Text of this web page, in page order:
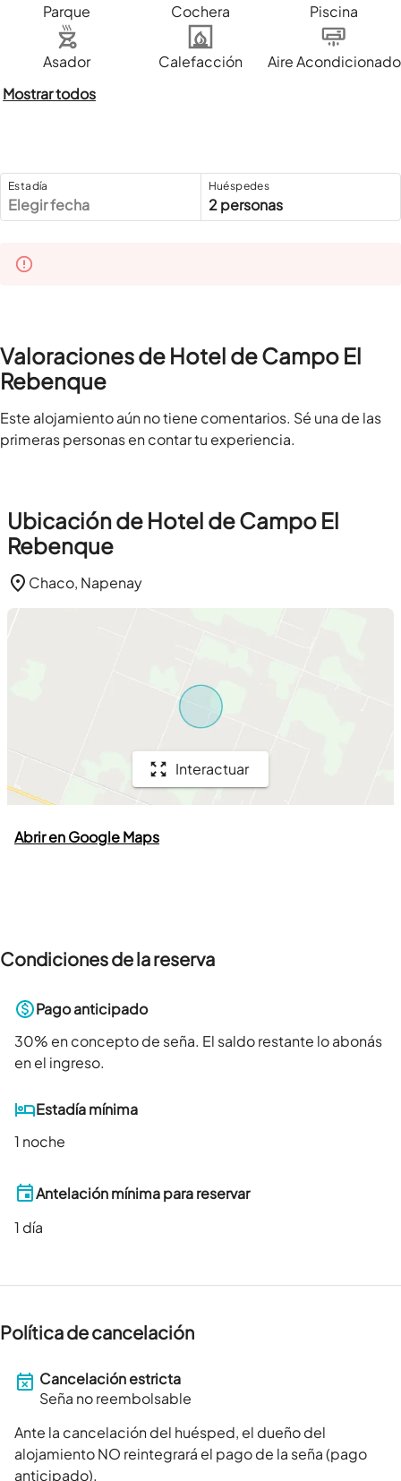
Parque Cochera Piscina
Asador Calefacción
Aire Acondicionado
Mostrar todos
Estadía
Elegir fecha
Huéspedes
2 personas
Valoraciones de Hotel de Campo El
Rebenque
Este alojamiento aún no tiene comentarios. Sé una de las
primeras personas en contar tu experiencia.
Ubicación de Hotel de Campo El
Rebenque
Chaco, Napenay
Interactuar
Abrir en Google Maps
Condiciones de la reserva
Pago anticipado
30% en concepto de seña. El saldo restante lo abonás
en el ingreso.
Estadía mínima
1 noche
Antelación mínima para reservar
1 día
Política de cancelación
Cancelación estricta
Seña no reembolsable
Ante la cancelación del huésped, el dueño del
alojamiento NO reintegrará el pago de la seña (pago
anticipado).